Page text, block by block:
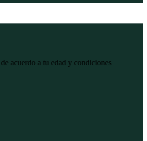
acuerdo a tu edad y condiciones